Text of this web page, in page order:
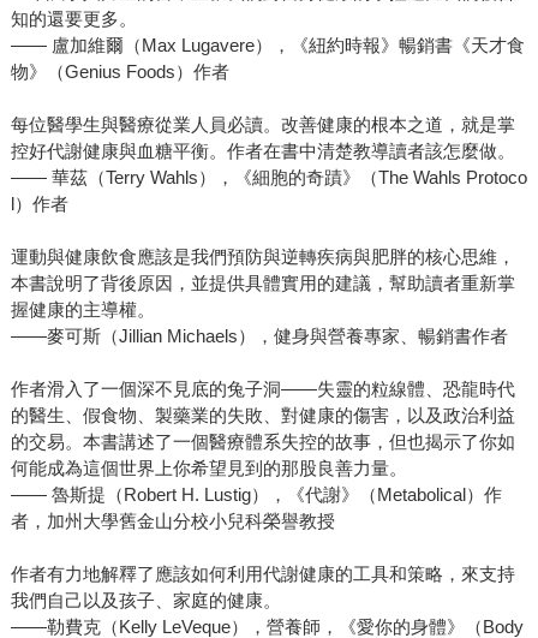
知的還要更多。
—— 盧加維爾（Max Lugavere），《紐約時報》暢銷書《天才食
物》（Genius Foods）作者
每位醫學生與醫療從業人員必讀。改善健康的根本之道，就是掌
控好代謝健康與血糖平衡。作者在書中清楚教導讀者該怎麼做。
—— 華茲（Terry Wahls），《細胞的奇蹟》（The Wahls Protoco
l）作者
運動與健康飲食應該是我們預防與逆轉疾病與肥胖的核心思維，
本書說明了背後原因，並提供具體實用的建議，幫助讀者重新掌
握健康的主導權。
——麥可斯（Jillian Michaels），健身與營養專家、暢銷書作者
作者滑入了一個深不見底的兔子洞——失靈的粒線體、恐龍時代
的醫生、假食物、製藥業的失敗、對健康的傷害，以及政治利益
的交易。本書講述了一個醫療體系失控的故事，但也揭示了你如
何能成為這個世界上你希望見到的那股良善力量。
—— 魯斯提（Robert H. Lustig），《代謝》（Metabolical）作
者，加州大學舊金山分校小兒科榮譽教授
作者有力地解釋了應該如何利用代謝健康的工具和策略，來支持
我們自己以及孩子、家庭的健康。
——勒費克（Kelly LeVeque），營養師，《愛你的身體》（Body